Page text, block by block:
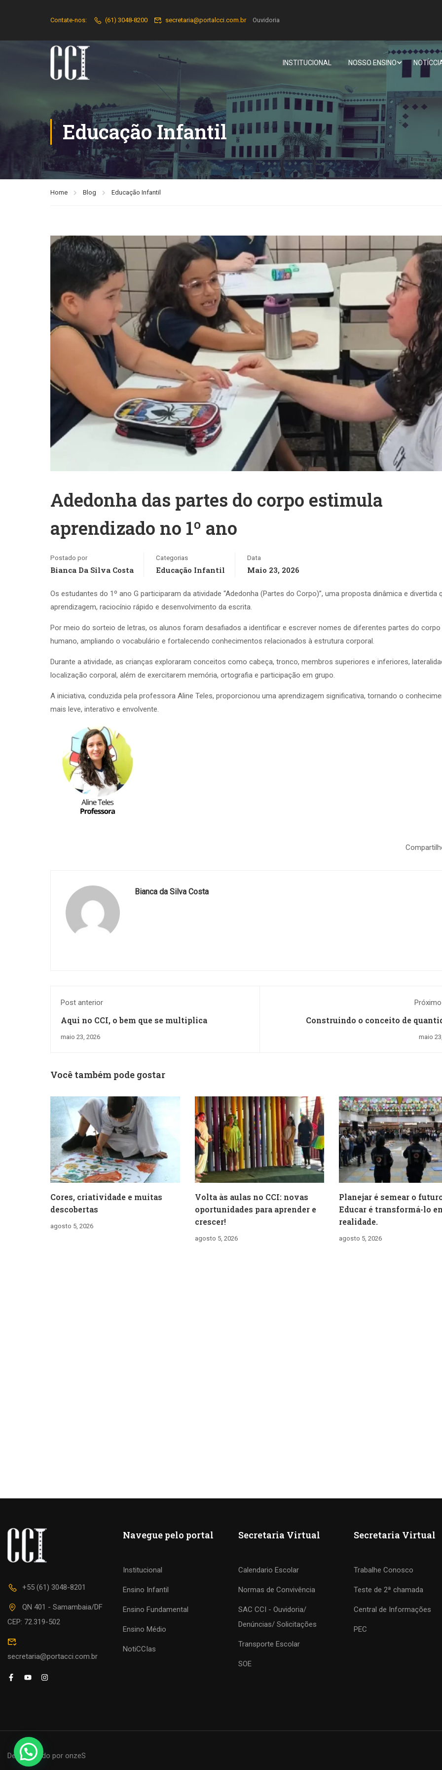
Contate-nos: (61) 3048-8200 secretaria@portalcci.com.br Ouvidoria
INSTITUCIONAL NOSSO ENSINO
Educação Infantil
Home Blog Educação Infantil
Adedonha das partes do corpo estimula
aprendizado no 1º ano
Postado por
Bianca Da Silva Costa
Categorias
Educação Infantil
Data
Maio 23, 2026
Os estudantes do 1º ano G participaram da atividade “Adedonha (Partes do Corpo)”, uma proposta dinâmica e divertida
aprendizagem, raciocínio rápido e desenvolvimento da escrita.
Por meio do sorteio de letras, os alunos foram desafiados a identificar e escrever nomes de diferentes partes do corpo
humano, ampliando o vocabulário e fortalecendo conhecimentos relacionados à estrutura corporal.
Durante a atividade, as crianças exploraram conceitos como cabeça, tronco, membros superiores e inferiores,
localização corporal, além de exercitarem memória, ortografia e participação em grupo.
A iniciativa, conduzida pela professora Aline Teles, proporcionou uma aprendizagem significativa, tornando o
mais leve, interativo e envolvente.
Bianca da Silva Costa
Post anterior
Aqui no CCI, o bem que se multiplica
maio 23, 2026
Construindo o conceito de
maio
Você também pode gostar
Cores, criatividade e muitas
descobertas
agosto 5, 2026
Volta às aulas no CCI: novas
oportunidades para aprender e
crescer!
agosto 5, 2026
Planejar é semear o
Educar é transformá-lo
realidade.
agosto 5, 2026
+55 (61) 3048-8201
QN 401 - Samambaia/DF
CEP: 72.319-502
secretaria@portacci.com.br
Navegue pelo portal
Institucional
Ensino Infantil
Ensino Fundamental
Ensino Médio
NotiCCIas
Secretaria Virtual
Calendario Escolar
Normas de Convivência
SAC CCI - Ouvidoria/
Denúncias/ Solicitações
Transporte Escolar
SOE
Secretaria Virtual
Trabalhe Conosco
Teste de 2ª chamada
Central de Informações
PEC
Desenvolvido por onzeS
COLÉGIO CCI